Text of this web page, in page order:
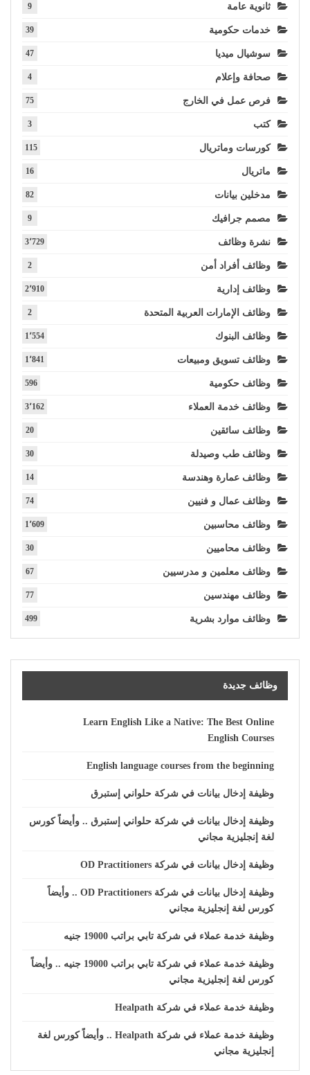
ثانوية عامة 9
خدمات حكومية 39
سوشيال ميديا 47
صحافة وإعلام 4
فرص عمل في الخارج 75
كتب 3
كورسات وماتريال 115
ماتريال 16
مدخلين بيانات 82
مصمم جرافيك 9
نشرة وظائف 3٬729
وظائف أفراد أمن 2
وظائف إدارية 2٬910
وظائف الإمارات العربية المتحدة 2
وظائف البنوك 1٬554
وظائف تسويق ومبيعات 1٬841
وظائف حكومية 596
وظائف خدمة العملاء 3٬162
وظائف سائقين 20
وظائف طب وصيدلة 30
وظائف عمارة وهندسة 14
وظائف عمال و فنيين 74
وظائف محاسبين 1٬609
وظائف محاميين 30
وظائف معلمين و مدرسيين 67
وظائف مهندسين 77
وظائف موارد بشرية 499
وظائف جديدة
Learn English Like a Native: The Best Online
English Courses
English language courses from the beginning
وظيفة إدخال بيانات في شركة حلواني إستبرق
وظيفة إدخال بيانات في شركة حلواني إستبرق .. وأيضاً كورس
لغة إنجليزية مجاني
وظيفة إدخال بيانات في شركة OD Practitioners
وظيفة إدخال بيانات في شركة OD Practitioners .. وأيضاً
كورس لغة إنجليزية مجاني
وظيفة خدمة عملاء في شركة تابي براتب 19000 جنيه
وظيفة خدمة عملاء في شركة تابي براتب 19000 جنيه .. وأيضاً
كورس لغة إنجليزية مجاني
وظيفة خدمة عملاء في شركة Healpath
وظيفة خدمة عملاء في شركة Healpath .. وأيضاً كورس لغة
إنجليزية مجاني